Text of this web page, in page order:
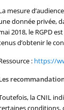
mesure
donnée privée,
2018, le RGPD
d’obtenir le
: https://
la CNIL
conditions,